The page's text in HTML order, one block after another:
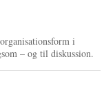
i
– og til diskussion.